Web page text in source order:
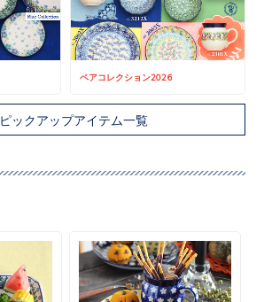
ペアコレクション2026
ピックアップアイテム一覧